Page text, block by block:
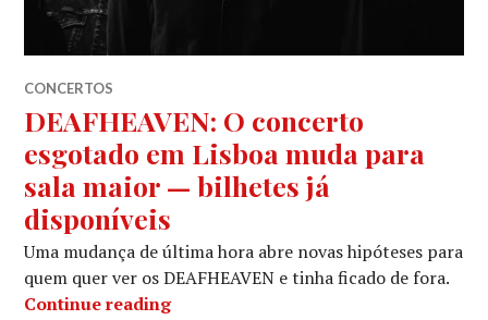
CONCERTOS
DEAFHEAVEN: O concerto
esgotado em Lisboa muda para
sala maior — bilhetes já
disponíveis
Uma mudança de última hora abre novas hipóteses para
quem quer ver os DEAFHEAVEN e tinha ficado de fora.
Continue readingDEAFHEAVEN: O concerto